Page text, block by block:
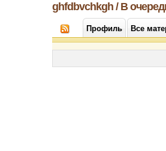
ghfdbvchkgh / В
Профиль Все